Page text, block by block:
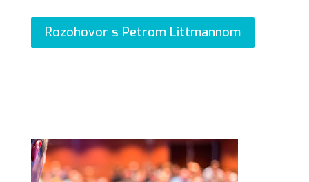
Rozohovor s Petrom Littmannom